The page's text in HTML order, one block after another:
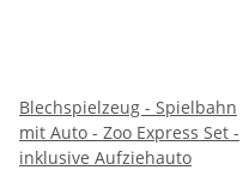
Blechspielzeug - Spielbahn
mit Auto - Zoo Express Set -
inklusive Aufziehauto